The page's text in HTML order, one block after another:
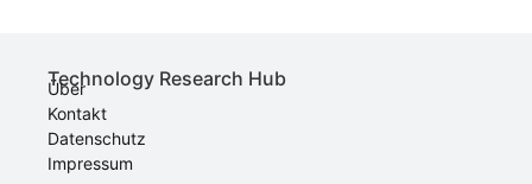
Technology Research Hub
Über
Kontakt
Datenschutz
Impressum